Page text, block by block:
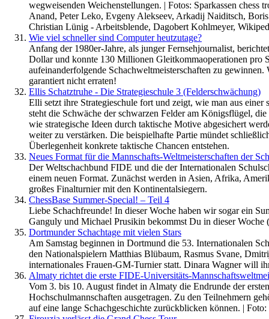
wegweisenden Weichenstellungen. | Fotos: Sparkassen
Anand, Peter Leko, Evgeny Alekseev, Arkadij Naiditsch,
Christian Lünig - Arbeitsblende, Dagobert Kohlmeyer,
Wie viel schneller sind Computer heutzutage?
Anfang der 1980er-Jahre, als junger Fernsehjournalist,
Dollar und konnte 130 Millionen Gleitkommaoperationen pro
aufeinanderfolgende Schachweltmeisterschaften zu
garantiert nicht erraten!
Ellis Schatztruhe - Die Strategieschule 3 (Felderschwächung)
Elli setzt ihre Strategieschule fort und zeigt, wie man aus
steht die Schwäche der schwarzen Felder am Königsflügel,
wie strategische Ideen durch taktische Motive abgesichert
weiter zu verstärken. Die beispielhafte Partie mündet
Überlegenheit konkrete taktische Chancen entstehen.
Neues Format für die Mannschafts-Weltmeisterschaften der
Der Weltschachbund FIDE und die der Internationalen
einem neuen Format. Zunächst werden in Asien, Afrika,
großes Finalturnier mit den Kontinentalsiegern.
ChessBase Summer-Special! – Teil 4
Liebe Schachfreunde! In dieser Woche haben wir sogar ein
Ganguly und Michael Prusikin bekommst Du in dieser
Dortmunder Schachtage mit vielen Stars
Am Samstag beginnen in Dortmund die 53. Internationalen
den Nationalspielern Matthias Blübaum, Rasmus Svane,
internationales Frauen-GM-Turnier statt. Dinara Wagner will
Almaty richtet die erste FIDE-Universitäts-
Vom 3. bis 10. August findet in Almaty die Endrunde der
Hochschulmannschaften ausgetragen. Zu den Teilnehmern
auf eine lange Schachgeschichte zurückblicken können. |